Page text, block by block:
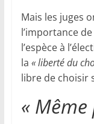
Mais les juges
l’importance de
l’espèce à
la « liberté du
libre de choisir
«